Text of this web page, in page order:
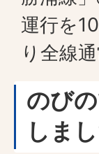
運行を
り全線
のび
しま